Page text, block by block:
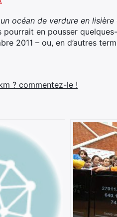
océan de verdure en
pourrait en pousser
2011 – ou, en d’autres
? commentez-le !